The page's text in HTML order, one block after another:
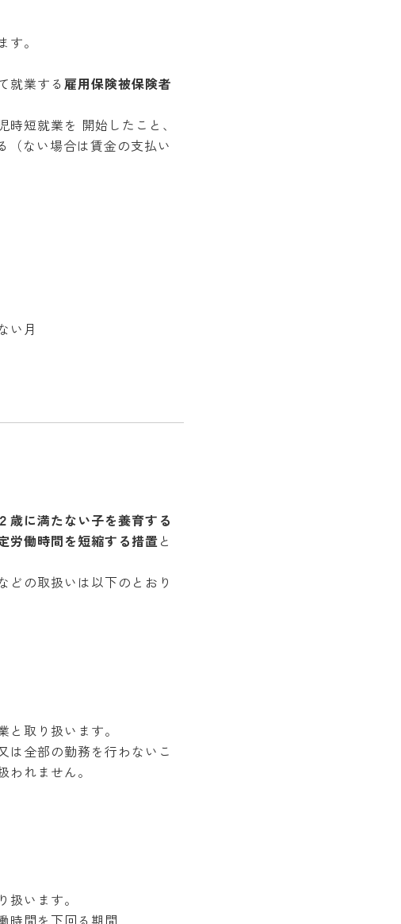
。
就業する雇用保険被保険者
短就業を 開始したこと、
（ない場合は賃金の支払い
い月
２歳に満たない子を養育する
労働時間を短縮する措置と
の取扱いは以下のとおり
取り扱います。
は全部の勤務を行わないこ
れません。
います。
時間を下回る期間